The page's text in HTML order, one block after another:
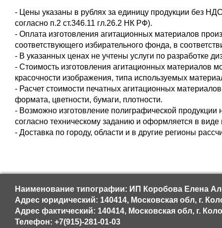
- Цены указаны в рублях за единицу продукции без
согласно п.2 ст.346.11 гл.26.2 НК РФ).
- Оплата изготовления агитационных материалов
соответствующего избирательного фонда, в
- В указанных ценах не учтены услуги по разработке
- Стоимость изготовления агитационных материалов
красочности изображения, типа используемых
- Расчет стоимости печатных агитационных
формата, цветности, бумаги, плотности.
- Возможно изготовление полиграфической
согласно техническому заданию и оформляется в виде
- Доставка по городу, области и в другие регионы
Наименование типографии: ИП Коробова Елена
Адрес юридический: 140414, Московская обл, г.
Адрес фактический: 140414, Московская обл, г.
Телефон: +7(915)-281-01-03